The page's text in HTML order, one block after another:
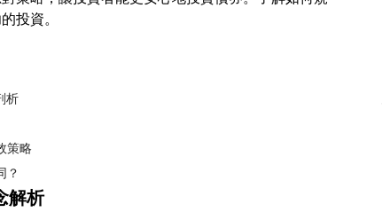
投資。
析
策略
？
解析